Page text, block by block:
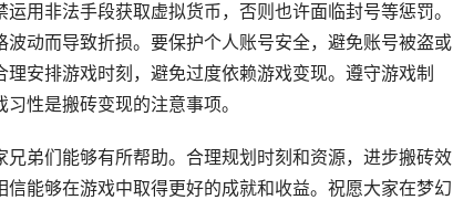
用非法手段获取虚拟货币，否则也许面临封号等惩罚。
动而导致折损。要保护个人账号安全，避免账号被盗或
安排游戏时刻，避免过度依赖游戏变现。遵守游戏制
性是搬砖变现的注意事项。
弟们能够有所帮助。合理规划时刻和资源，进步搬砖效
能够在游戏中取得更好的成就和收益。祝愿大家在梦幻